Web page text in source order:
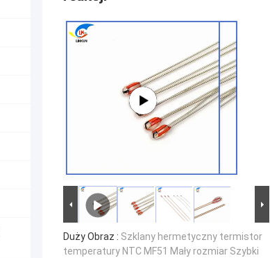
Duży Obraz : Szklany hermetyczny termistor
temperatury NTC MF51 Mały rozmiar Szybki